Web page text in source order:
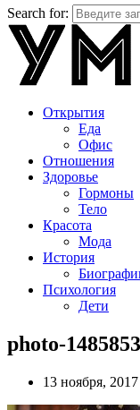
Search for:
Открытия
Еда
Офис
Отношения
Здоровье
Гормоны
Тело
Красота
Мода
История
Психология
Дети
photo-
13 ноября, 2017